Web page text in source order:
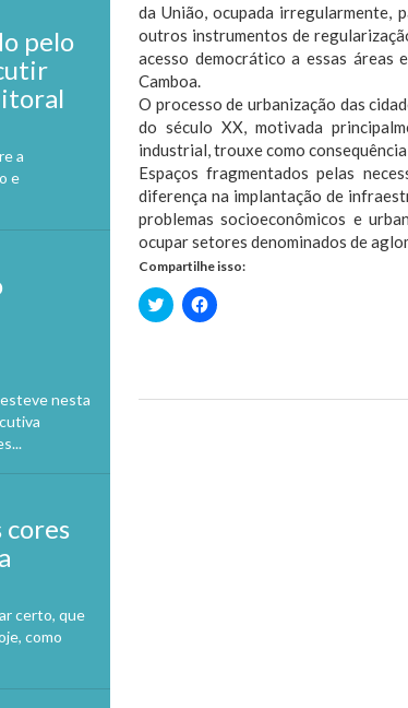
pelo
a
e
nesta
cores
certo, que
como
da União, ocupada irregularmente,
outros instrumentos de
acesso democrático a essas áreas
Camboa.
O processo de urbanização das
do século XX, motivada
industrial, trouxe como
Espaços fragmentados pelas
diferença na implantação de
problemas socioeconômicos e
ocupar setores denominados de
Compartilhe isso:
Clique
para
janela)
Clique
para
janela)